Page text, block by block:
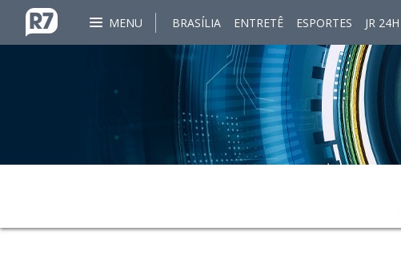
MENU BRASÍLIA ENTRETÊ ESPORTES JR 24H